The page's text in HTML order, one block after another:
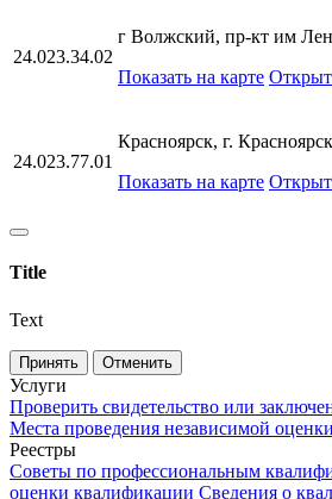
24.023.34.02
г Волжский, пр-кт им
Показать на карте
24.023.77.01
Красноярск, г.
Показать на карте
Title
Text
Принять Отменить
Услуги
Проверить свидетельство или
Места проведения независимой
Реестры
Советы по профессиональным
оценки квалификации Сведения о